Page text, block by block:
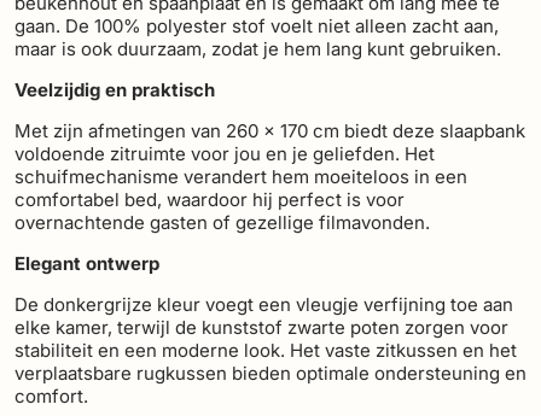
gaan. De 100% polyester stof voelt niet alleen zacht aan,
maar is ook duurzaam, zodat je hem lang kunt gebruiken.
Veelzijdig en praktisch
Met zijn afmetingen van 260 x 170 cm biedt deze slaapbank
voldoende zitruimte voor jou en je geliefden. Het
schuifmechanisme verandert hem moeiteloos in een
comfortabel bed, waardoor hij perfect is voor
overnachtende gasten of gezellige filmavonden.
Elegant ontwerp
De donkergrijze kleur voegt een vleugje verfijning toe aan
elke kamer, terwijl de kunststof zwarte poten zorgen voor
stabiliteit en een moderne look. Het vaste zitkussen en het
verplaatsbare rugkussen bieden optimale ondersteuning en
comfort.